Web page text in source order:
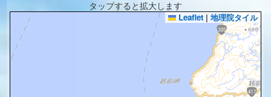
タップすると拡大します
Leaflet | 地理院タイル